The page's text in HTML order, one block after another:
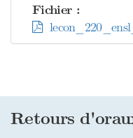
Fichier :
Retours